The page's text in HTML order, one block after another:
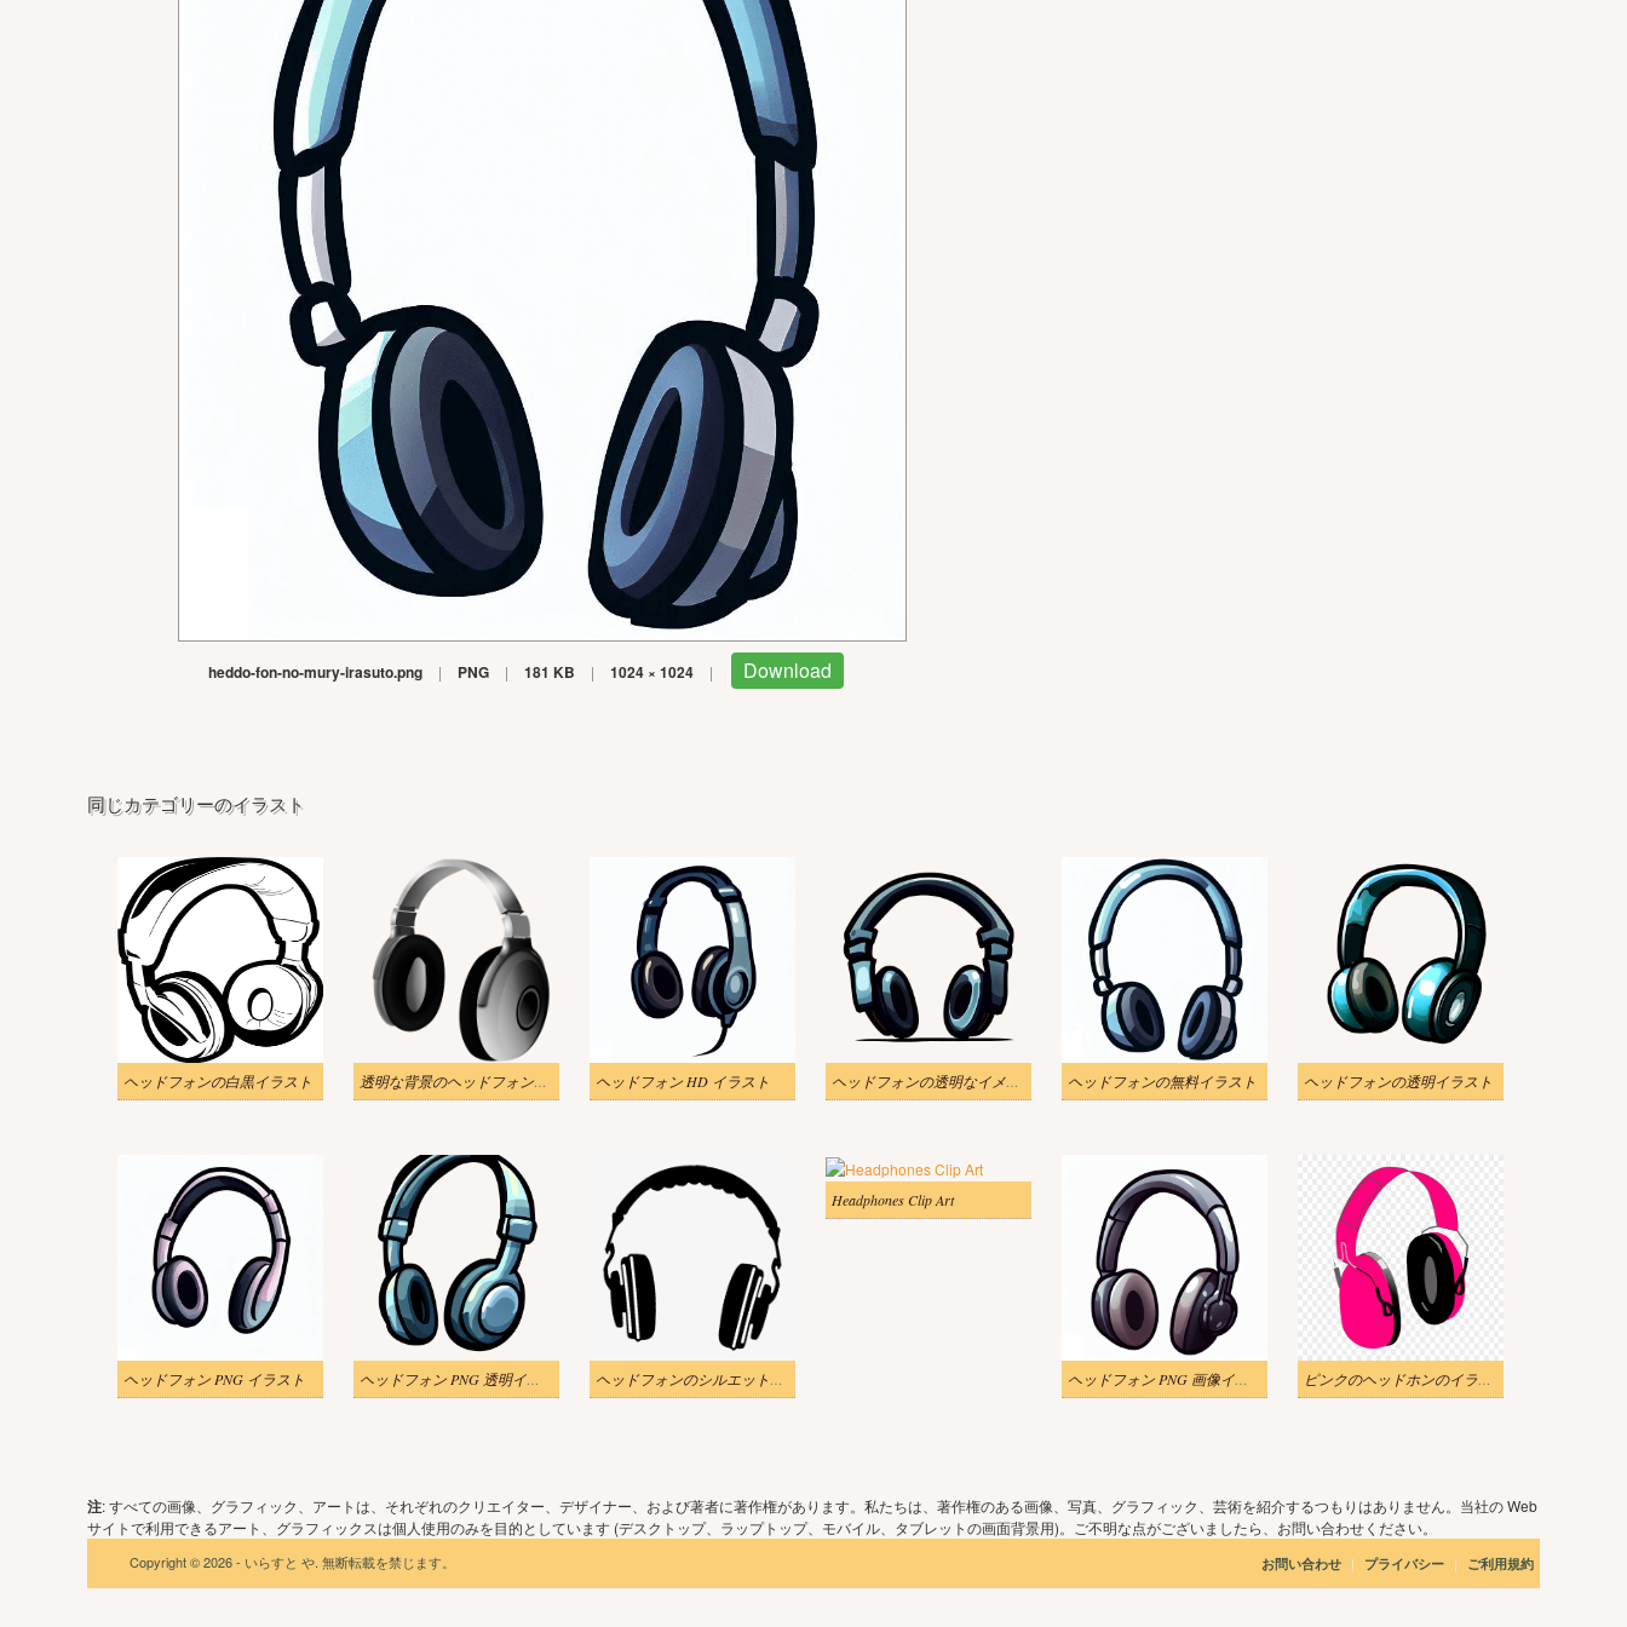
heddo-fon-no-mury-irasuto.png | PNG | 181 KB | 1024 × 1024 | Download
同じカテゴリーのイラスト
ヘッドフォンの白黒イラスト 透明な背景のヘッドフォンのイラスト ヘッドフォン HD イラスト ヘッドフォンの透明なイメージのイラスト ヘッドフォンの無料イラスト ヘッドフォンの透明イラスト
ヘッドフォン PNG イラスト ヘッドフォン PNG 透明イラスト ヘッドフォンのシルエットのイメージイラスト
Headphones Clip Art
ヘッドフォン PNG 画像イラスト ピンクのヘッドホンのイラスト
注: すべての画像、グラフィック、アートは、それぞれのクリエイター、デザイナー、および著者に著作権があります。私たちは、著作権のある画像、写真、グラフィック、芸術を紹介するつもりはありません。当社の Web
サイトで利用できるアート、グラフィックスは個人使用のみを目的としています (デスクトップ、ラップトップ、モバイル、タブレットの画面背景用)。ご不明な点がございましたら、お問い合わせください。
Copyright © 2026 - いらすと や. 無断転載を禁じます。 お問い合わせ | プライバシー | ご利用規約